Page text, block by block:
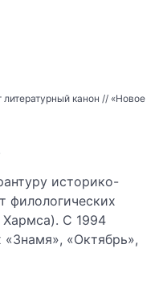
канон // «Новое
историко-
филологических
Хармса). С 1994
«Знамя», «Октябрь»,